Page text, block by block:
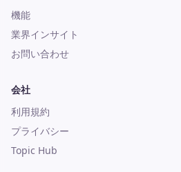
機能
業界インサイト
お問い合わせ
会社
利用規約
プライバシー
Topic Hub